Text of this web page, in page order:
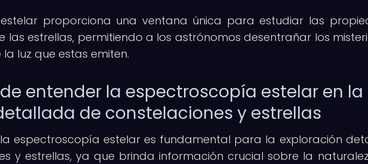
proporciona una ventana única para estudiar las
las estrellas, permitiendo a los astrónomos desentrañar los
luz que estas emiten.
entender la espectroscopía estelar en la
de constelaciones y estrellas
espectroscopía estelar es fundamental para la exploración
y estrellas, ya que brinda información crucial sobre la